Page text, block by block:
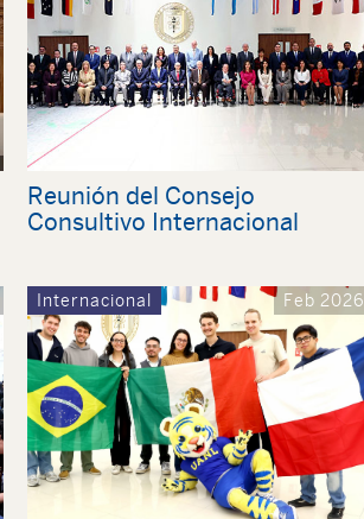
Reunión del Consejo
Consultivo Internacional
Internacional Feb 2026